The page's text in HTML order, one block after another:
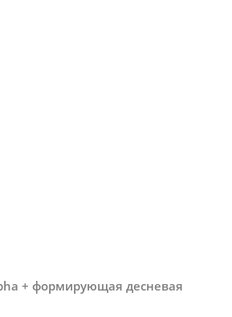
+ формирующая десневая